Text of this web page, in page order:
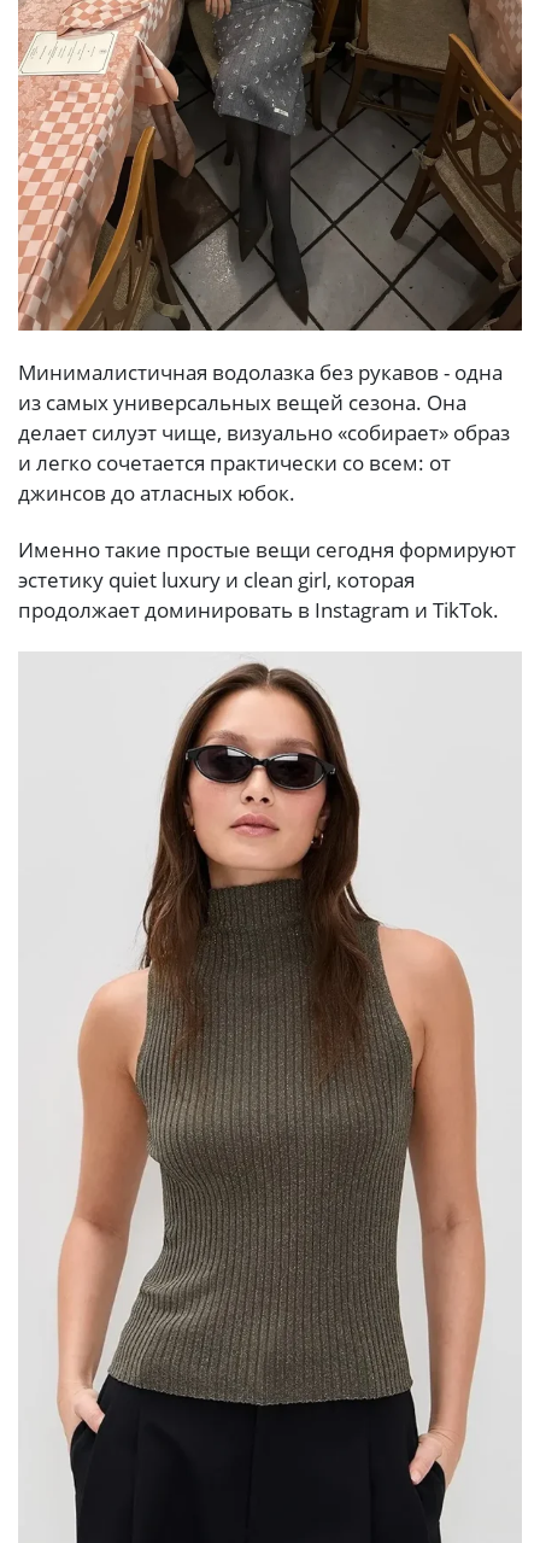
Минималистичная водолазка без рукавов - одна
из самых универсальных вещей сезона. Она
делает силуэт чище, визуально «собирает» образ
и легко сочетается практически со всем: от
джинсов до атласных юбок.
Именно такие простые вещи сегодня формируют
эстетику quiet luxury и clean girl, которая
продолжает доминировать в Instagram и TikTok.